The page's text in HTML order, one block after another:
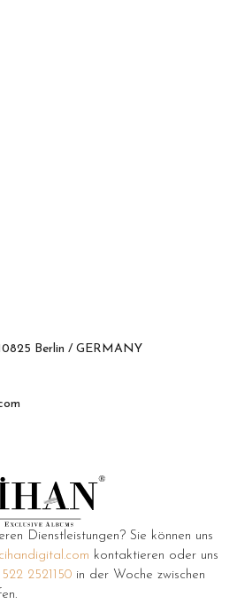
Berlin / GERMANY
Dienstleistungen? Sie können uns
kontaktieren oder uns
2521150 in der Woche zwischen